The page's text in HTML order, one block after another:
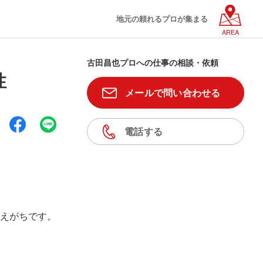
地元の頼れるプロが集まる
AREA
がちです。
古田昌也プロへの仕事の相談・依頼
メールで問い合わせる
電話する